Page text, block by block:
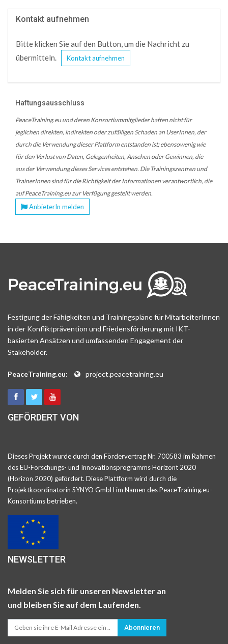
Kontakt aufnehmen
Bitte klicken Sie auf den Button, um die Nachricht zu
übermitteln.
Kontakt aufnehmen
Haftungsausschluss
PeaceTraining.eu und deren Konsortiummitglieder haften nicht für
jeglichen direkten, indirekten oder zufälligen Schaden an UserInnen, der
durch die Verwendung dieser Plattform entstanden ist; ebensowenig wie
für den Verlust von Daten, Gelegenheiten, Ansehen oder Gewinnen, die
aus der Verwendung dieses Services entstehen. Die Trainingszentren und
TrainerInnen sind für die Richtigkeit der Informationen verantwortlich, die
auf PeaceTraining.eu zur Verfügung gestellt werden.
AnbieterIn melden
Festigung der Fähigkeiten und Trainingspläne für MitarbeiterInnen
in der Konfliktprävention und Friedensförderung mit IKT-
basierten Ansätzen und umfassenden Engagement der
Stakeholder.
PeaceTraining.eu: project.peacetraining.eu
GEFÖRDERT VON
Dieses Projekt wurde durch den Fördervertrag Nr. 700583 im Rahmen
des EU-Forschungs- und Innovationsprogramms Horizont 2020
(Horizon 2020) gefördert. Diese Plattform wird durch die
Projektkoordinatorin SYNYO GmbH im Namen des PeaceTraining.eu-
Konsortiums betrieben.
NEWSLETTER
Melden Sie sich für unseren Newsletter an
und bleiben Sie auf dem Laufenden.
Abonnieren